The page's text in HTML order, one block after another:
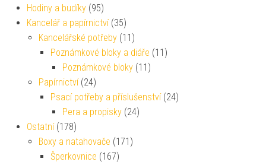
Hodiny a budíky (95)
Kancelář a papírnictví (35)
Kancelářské potřeby (11)
Poznámkové bloky a diáře (11)
Poznámkové bloky (11)
Papírnictví (24)
Psací potřeby a příslušenství (24)
Pera a propisky (24)
Ostatní (178)
Boxy a natahovače (171)
Šperkovnice (167)